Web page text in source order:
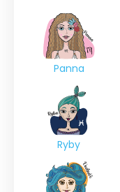
Panna
Ryby